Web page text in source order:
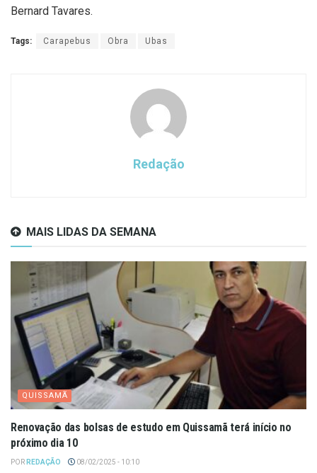
Bernard Tavares.
Tags: Carapebus Obra Ubas
Redação
MAIS LIDAS DA SEMANA
QUISSAMÃ
Renovação das bolsas de estudo em Quissamã terá início no
próximo dia 10
POR REDAÇÃO 08/02/2025 - 10:10